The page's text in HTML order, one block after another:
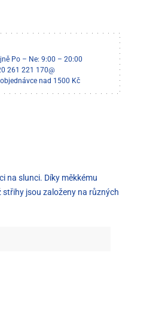
Po – Ne: 9:00 – 20:00
261 221 170@
nad 1500 Kč
na slunci. Díky měkkému
střihy jsou založeny na různých